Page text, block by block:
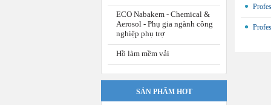
ECO Nabakem - Chemical &
Aerosol - Phụ gia ngành công
nghiệp phụ trợ
Hồ làm mềm vải
SẢN PHẨM HOT